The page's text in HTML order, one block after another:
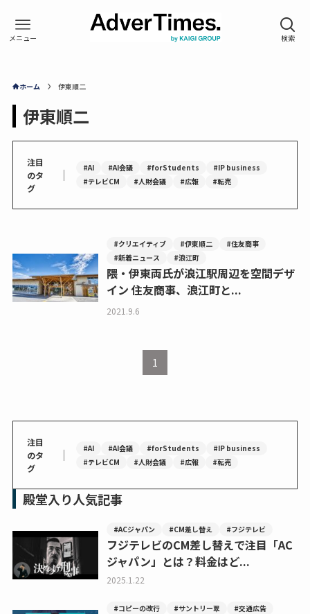
ホーム 伊東順二
伊東順二
注目
のタ
グ
｜ #AI #AI会議 #forStudents
#IP business
#テレビCM
#人財会議 #広報 #転売
#クリエイティブ #伊東順二
#住友商事
#新着ニュース
#浪江町
隈・伊東両氏が浪江駅周辺を空間デザ
イン 住友商事、浪江町と...
2021.9.6
1
注目
のタ
グ
｜ #AI #AI会議 #forStudents
#IP business
#テレビCM
#人財会議 #広報 #転売
殿堂入り人気記事
#ACジャパン #CM差し替え #フジテレビ
フジテレビのCM差し替えで注目「AC
ジャパン」とは？料金はど...
2025.1.22
#コピーの改行 #サントリー翠 #交通広告